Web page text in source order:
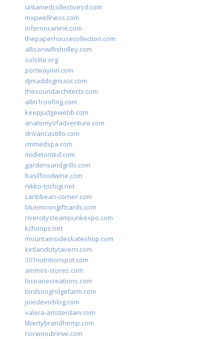
untamedcollectivesd.com
mxpwellness.com
infernocanine.com
thepaperhousecollection.com
allisonwillisholley.com
solslite.org
portwayinn.com
djmaddogmusic.com
thesoundarchitects.com
allin1roofing.com
keepjudgewebb.com
anatomyofadventure.com
drivancastillo.com
cmmedspa.com
midletontkd.com
gardensandgrills.com
basilfoodwine.com
nikko-tochigi.net
caribbean-corner.com
bluemoongiftcards.com
rivercitysteampunkexpo.com
kchoops.net
mountainsideskateshop.com
kirtlandcitytavern.com
301nutritionspot.com
ammos-stores.com
loceanecreations.com
birdsongridgefarm.com
joiedevivblog.com
valera-amsterdam.com
libertybrandhemp.com
norwoodinnwi.com